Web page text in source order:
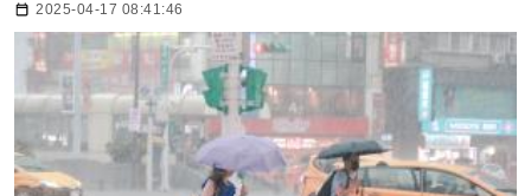
2025-04-17 08:41:46